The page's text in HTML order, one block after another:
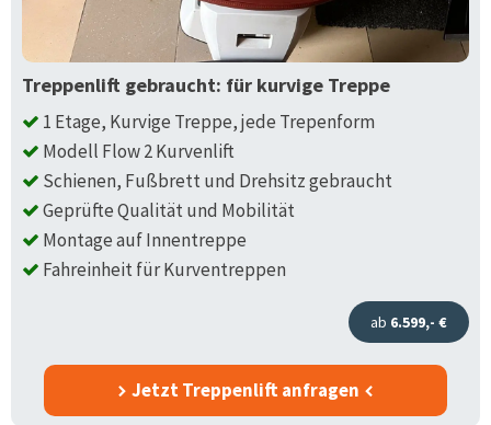
Treppenlift gebraucht: für kurvige Treppe
1 Etage, Kurvige Treppe, jede Trepenform
Modell Flow 2 Kurvenlift
Schienen, Fußbrett und Drehsitz gebraucht
Geprüfte Qualität und Mobilität
Montage auf Innentreppe
Fahreinheit für Kurventreppen
ab 6.599,- €
Jetzt Treppenlift anfragen